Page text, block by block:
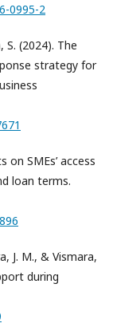
0995-2
S. (2024). The
strategy for
SMEs’ access
loan terms.
J. M., & Vismara,
during